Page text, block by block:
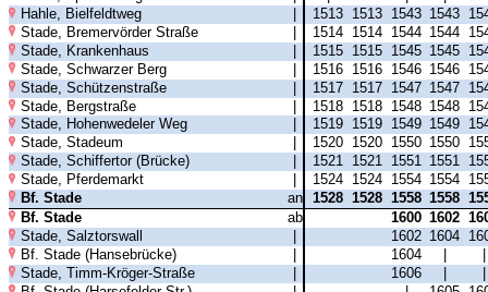
Hahle, Bielfeldtweg
1513 1513 1543 1543
Stade, Bremervörder Straße
1514 1514 1544 1544
Stade, Krankenhaus
1515 1515 1545 1545
Stade, Schwarzer Berg
1516 1516 1546 1546
Stade, Schützenstraße
| 1517 1517 1547 1547
Stade, Bergstraße
| 1518 1518 1548 1548
Stade, Hohenwedeler Weg
1519 1519 1549 1549
Stade, Stadeum
1520 1520 1550 1550
Stade, Schiffertor (Brücke)
1521 1521 1551 1551
Stade, Pferdemarkt
1524 1524 1554 1554
Bf. Stade
an 1528 1528 1558 1558
Bf. Stade
ab 1600 1602
Stade, Salztorswall
1602 1604
Bf. Stade (Hansebrücke)
| 1604 |
Stade, Timm-Kröger-Straße
| 1606 |